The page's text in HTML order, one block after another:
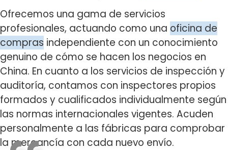
Ofrecemos una gama de servicios
profesionales, actuando como una oficina de
compras independiente con un conocimiento
genuino de cómo se hacen los negocios en
China. En cuanto a los servicios de inspección y
auditoría, contamos con inspectores propios
formados y cualificados individualmente según
las normas internacionales vigentes. Acuden
personalmente a las fábricas para comprobar
la mercancía con cada nuevo envío.